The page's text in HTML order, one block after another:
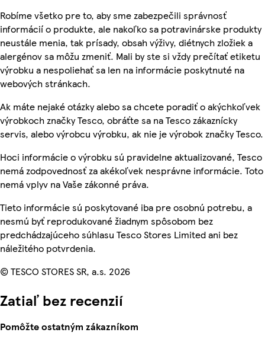
Robíme všetko pre to, aby sme zabezpečili správnosť
informácií o produkte, ale nakoľko sa potravinárske produkty
neustále menia, tak prísady, obsah výživy, diétnych zložiek a
alergénov sa môžu zmeniť. Mali by ste si vždy prečítať etiketu
výrobku a nespoliehať sa len na informácie poskytnuté na
webových stránkach.
Ak máte nejaké otázky alebo sa chcete poradiť o akýchkoľvek
výrobkoch značky Tesco, obráťte sa na Tesco zákaznícky
servis, alebo výrobcu výrobku, ak nie je výrobok značky Tesco.
Hoci informácie o výrobku sú pravidelne aktualizované, Tesco
nemá zodpovednosť za akékoľvek nesprávne informácie. Toto
nemá vplyv na Vaše zákonné práva.
Tieto informácie sú poskytované iba pre osobnú potrebu, a
nesmú byť reprodukované žiadnym spôsobom bez
predchádzajúceho súhlasu Tesco Stores Limited ani bez
náležitého potvrdenia.
© TESCO STORES SR, a.s. 2026
Zatiaľ bez recenzií
Pomôžte ostatným zákazníkom